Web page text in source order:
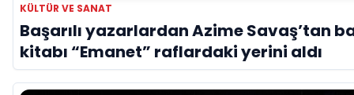
KÜLTÜR VE SANAT
Başarılı yazarlardan Azime Savaş’tan
kitabı “Emanet” raflardaki yerini aldı